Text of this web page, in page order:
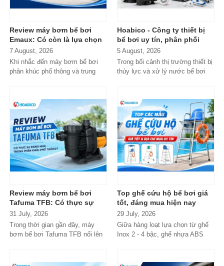
Review máy bơm bể bơi
Emaux: Có còn là lựa chọn
đáng mua?
7 August, 2026
Khi nhắc đến máy bơm bể bơi
phân khúc phổ thông và trung
Hoabico - Công ty thiết bị
bể bơi uy tín, phân phối
chính hãng toàn quốc
5 August, 2026
Trong bối cảnh thị trường thiết bị
thủy lực và xử lý nước bể bơi
Review máy bơm bể bơi
Tafuma TFB: Có thực sự
đáng mua trong phân khúc
phổ thông?
31 July, 2026
Trong thời gian gần đây, máy
bơm bể bơi Tafuma TFB nổi lên
Top ghế cứu hộ bể bơi giá
tốt, đáng mua hiện nay
29 July, 2026
Giữa hàng loạt lựa chọn từ ghế
Inox 2 - 4 bậc, ghế nhựa ABS